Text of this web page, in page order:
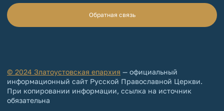
Обратная связь
© 2024 Златоустовская епархия — официальный
информационный сайт Русской Православной Церкви.
При копировании информации, ссылка на источник
обязательна